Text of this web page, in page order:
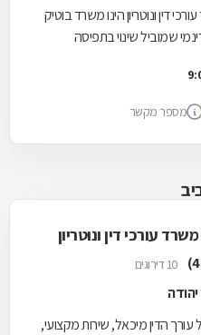
דין ונוטריון הינו משרד בוטיק
שמוביל שינוי בתפיסה
מספר מקשר
עורכי דין ונוטריון
10 דירוגים
הדין מיכאל, שירות מקצועי,